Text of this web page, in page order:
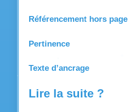
Référencement hors page
Pertinence
Texte d’ancrage
Lire la suite ?